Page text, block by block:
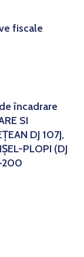
fiscale
încadrare
SI
DJ 107J,
PLOPI (DJ